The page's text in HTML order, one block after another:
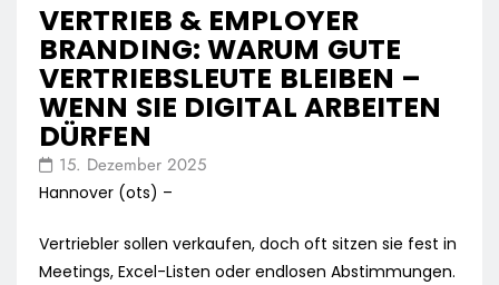
VERTRIEB & EMPLOYER
BRANDING: WARUM GUTE
VERTRIEBSLEUTE BLEIBEN –
WENN SIE DIGITAL ARBEITEN
DÜRFEN
15. Dezember 2025
Hannover (ots) –
Vertriebler sollen verkaufen, doch oft sitzen sie fest in
Meetings, Excel-Listen oder endlosen Abstimmungen.